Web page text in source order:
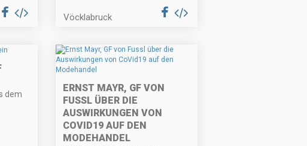
Vöcklabruck
dem
ERNST MAYR, GF VON
FUSSL ÜBER DIE
AUSWIRKUNGEN VON
COVID19 AUF DEN
MODEHANDEL